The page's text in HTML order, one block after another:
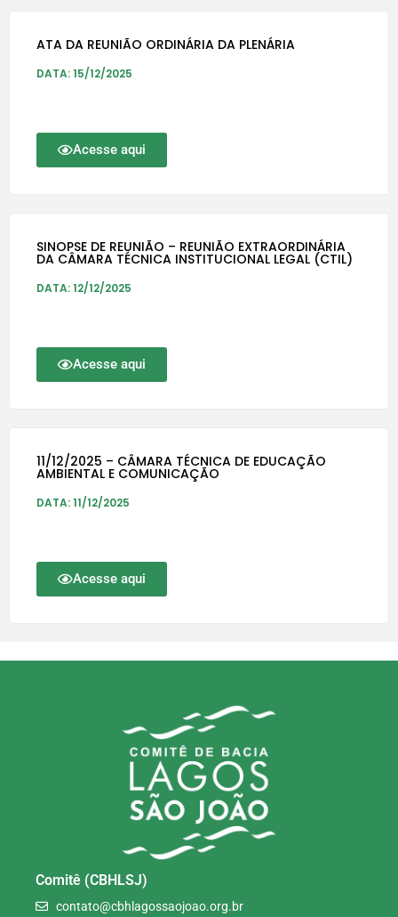
ATA DA REUNIÃO ORDINÁRIA DA PLENÁRIA
DATA: 15/12/2025
Acesse aqui
SINOPSE DE REUNIÃO – REUNIÃO EXTRAORDINÁRIA
DA CÂMARA TÉCNICA INSTITUCIONAL LEGAL (CTIL)
DATA: 12/12/2025
Acesse aqui
11/12/2025 – CÂMARA TÉCNICA DE EDUCAÇÃO
AMBIENTAL E COMUNICAÇÃO
DATA: 11/12/2025
Acesse aqui
Comitê (CBHLSJ)
contato@cbhlagossaojoao.org.br